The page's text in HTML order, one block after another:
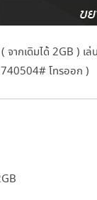
ากเดิมได้ 2GB ) เ
โทรออก )